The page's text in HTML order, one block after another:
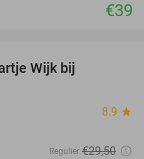
€39
Wijk bij
8.9 star
Regulier €29,50